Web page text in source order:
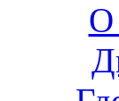
О